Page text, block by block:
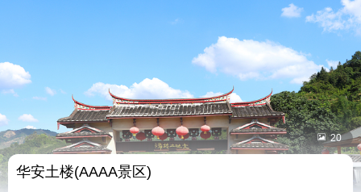
 20
华安土楼(AAAA景区)